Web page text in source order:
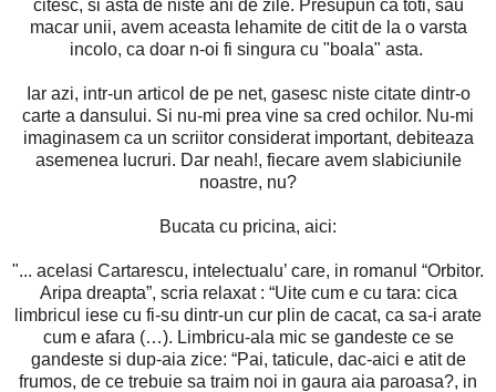
citesc, si asta de niste ani de zile. Presupun ca toti, sau
macar unii, avem aceasta lehamite de citit de la o varsta
incolo, ca doar n-oi fi singura cu "boala" asta.
Iar azi, intr-un articol de pe net, gasesc niste citate dintr-o
carte a dansului. Si nu-mi prea vine sa cred ochilor. Nu-mi
imaginasem ca un scriitor considerat important, debiteaza
asemenea lucruri. Dar neah!, fiecare avem slabiciunile
noastre, nu?
Bucata cu pricina, aici:
"... acelasi Cartarescu, intelectualu’ care, in romanul “Orbitor.
Aripa dreapta”, scria relaxat : “Uite cum e cu tara: cica
limbricul iese cu fi-su dintr-un cur plin de cacat, ca sa-i arate
cum e afara (…). Limbricu-ala mic se gandeste ce se
gandeste si dup-aia zice: “Pai, taticule, dac-aici e atit de
frumos, de ce trebuie sa traim noi in gaura aia paroasa?, in